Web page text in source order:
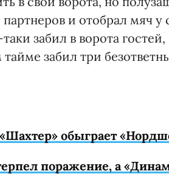
и отобрал мяч у
забил в ворота
забил три
обыграет
поражение, а